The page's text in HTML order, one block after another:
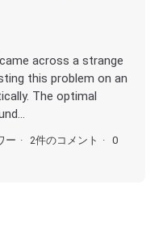
across a strange
this problem on an
The optimal
ー 2件のコメント
0